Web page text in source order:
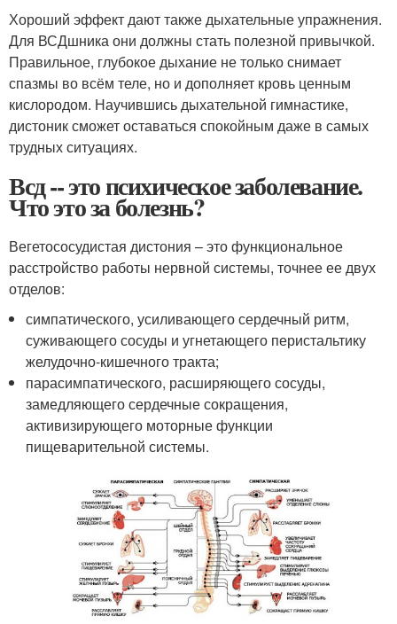
Хороший эффект дают также дыхательные упражнения.
Для ВСДшника они должны стать полезной привычкой.
Правильное, глубокое дыхание не только снимает
спазмы во всём теле, но и дополняет кровь ценным
кислородом. Научившись дыхательной гимнастике,
дистоник сможет оставаться спокойным даже в самых
трудных ситуациях.
Всд -- это психическое заболевание.
Что это за болезнь?
Вегетососудистая дистония – это функциональное
расстройство работы нервной системы, точнее ее двух
отделов:
симпатического, усиливающего сердечный ритм,
суживающего сосуды и угнетающего перистальтику
желудочно-кишечного тракта;
парасимпатического, расширяющего сосуды,
замедляющего сердечные сокращения,
активизирующего моторные функции
пищеварительной системы.